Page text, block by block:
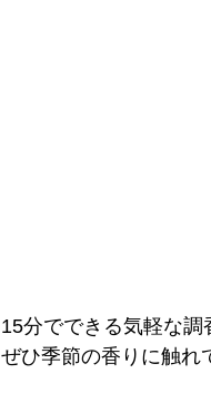
15分でできる気軽な
ぜひ季節の香りに触れ